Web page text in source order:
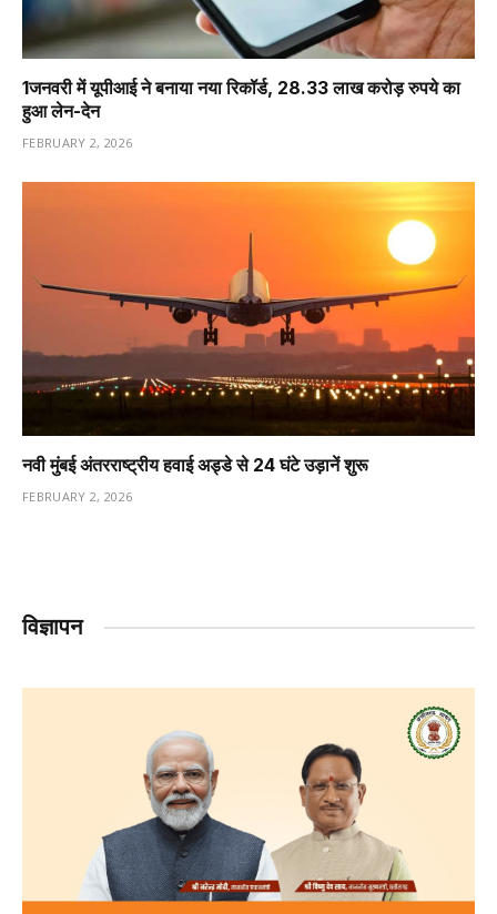
1️जनवरी में यूपीआई ने बनाया नया रिकॉर्ड, 28.33 लाख करोड़ रुपये का
हुआ लेन-देन
FEBRUARY 2, 2026
नवी मुंबई अंतरराष्ट्रीय हवाई अड्डे से 24 घंटे उड़ानें शुरू
FEBRUARY 2, 2026
विज्ञापन